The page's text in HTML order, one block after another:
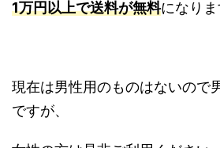
1万円以上で送料が無料になりま
現在は男性用のものはないので
ですが、